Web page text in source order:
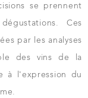
se prennent
Ces
par les analyses
des vins de la
à l'expression du